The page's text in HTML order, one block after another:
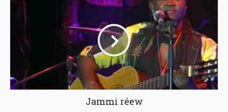
Jammi réew